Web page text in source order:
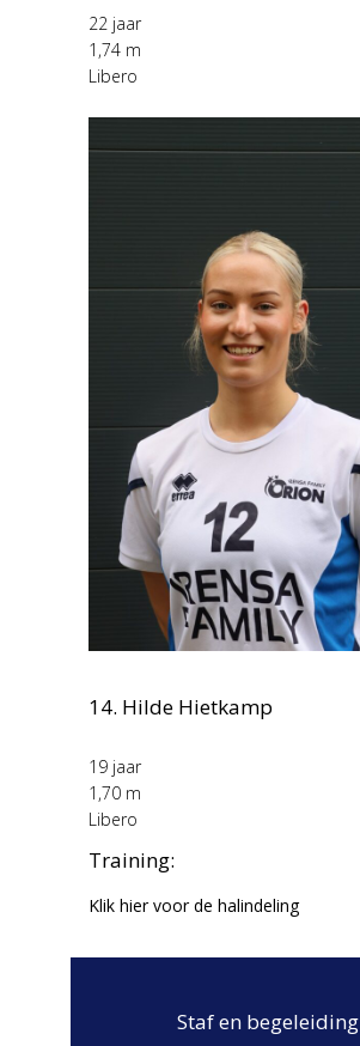
22 jaar
1,74 m
Libero
14. Hilde Hietkamp
19 jaar
1,70 m
Libero
Training:
Klik hier voor de halindeling
Staf en begeleiding